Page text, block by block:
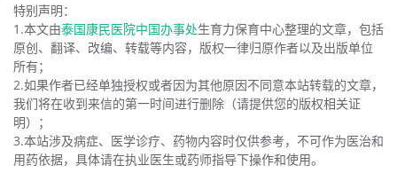
特别声明：
1.本文由泰国康民医院中国办事处生育力保育中心整理的文章，包括
原创、翻译、改编、转载等内容，版权一律归原作者以及出版单位
所有；
2.如果作者已经单独授权或者因为其他原因不同意本站转载的文章，
我们将在收到来信的第一时间进行删除（请提供您的版权相关证
明）；
3.本站涉及病症、医学诊疗、药物内容时仅供参考，不可作为医治和
用药依据，具体请在执业医生或药师指导下操作和使用。